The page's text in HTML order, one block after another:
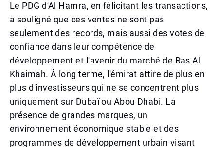
Le PDG d'Al Hamra, en félicitant les transactions,
a souligné que ces ventes ne sont pas
seulement des records, mais aussi des votes de
confiance dans leur compétence de
développement et l'avenir du marché de Ras Al
Khaimah. À long terme, l'émirat attire de plus en
plus d'investisseurs qui ne se concentrent plus
uniquement sur Dubaï ou Abou Dhabi. La
présence de grandes marques, un
environnement économique stable et des
programmes de développement urbain visant